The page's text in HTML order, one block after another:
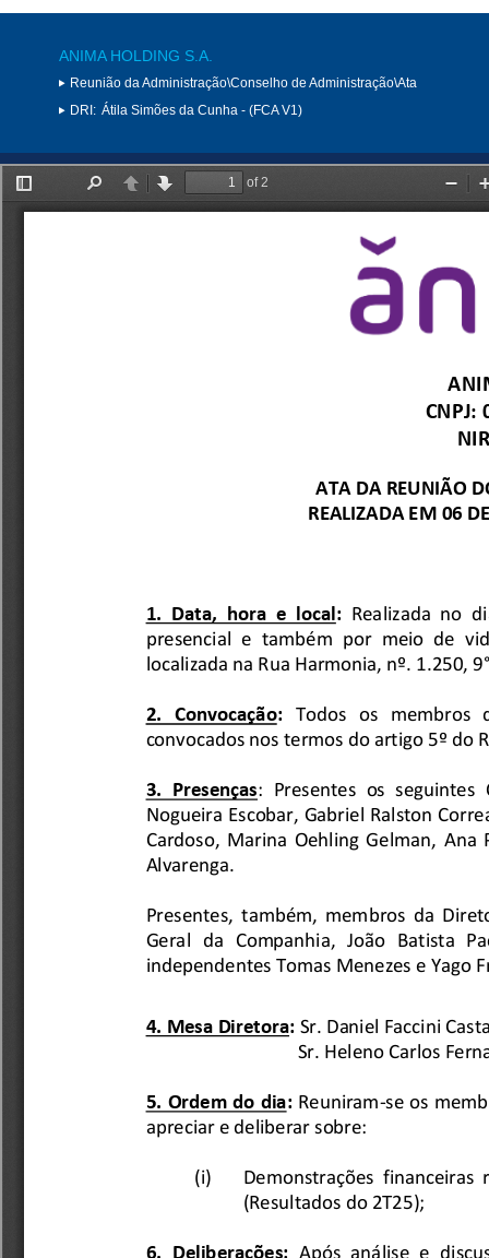
ANIMA HOLDING S.A.
Reunião da Administração\Conselho de Administração\Ata
DRI: Átila Simões da Cunha - (FCA V1)